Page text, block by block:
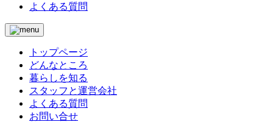
よくある質問
トップページ
どんなところ
暮らしを知る
スタッフと運営会社
よくある質問
お問い合せ